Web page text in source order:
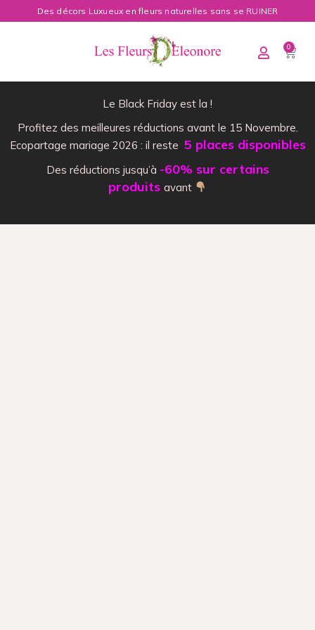
Des décors Luxueux en fleurs naturelles sans se RUINER
0
Le Black Friday est la !
Profitez des meilleures réductions avant le 15 Novembre.
Ecopartage mariage 2026 : il reste 5 places disponibles
Des réductions jusqu’à -60% sur certains
produits avant